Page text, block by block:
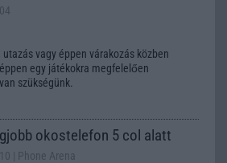
vagy éppen várakozás közben
egy játékokra megfelelően
szükségünk.
okostelefon 5 col alatt
| Phone Arena